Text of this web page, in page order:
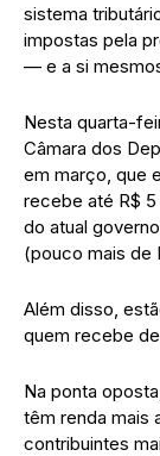
sistema
impostas pela
— e a si
Nesta quarta-
Câmara dos
em março, que
recebe até R$ 5
do atual
(pouco mais de
Além disso,
quem recebe
Na ponta
têm renda mais
contribuintes